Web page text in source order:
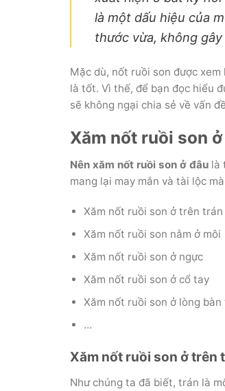
là một dấu hiệu của
thước vừa, không
Mặc dù, nốt ruồi son được
là tốt. Vì thế, để bạn đọc hiểu
sẽ không ngại chia sẻ về vấn
Xăm nốt ruồi son
Nên xăm nốt ruồi son ở đâu là
mang lại may mắn và tài lộc
Xăm nốt ruồi son ở trên trán
Xăm nốt ruồi son nằm ở môi
Xăm nốt ruồi son ở ngực
Xăm nốt ruồi son ở cổ tay
Xăm nốt ruồi son ở lòng bàn
…
Xăm nốt ruồi son ở trên
Như chúng ta đã biết, trán là